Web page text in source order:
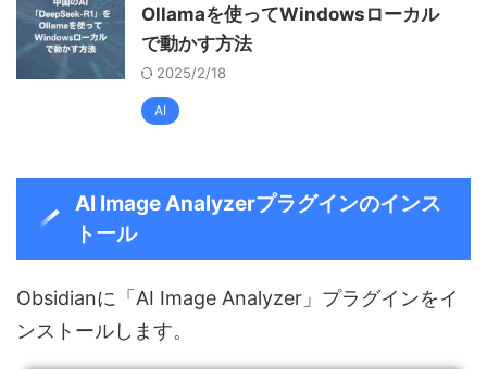
Ollamaを使ってWindowsローカル
で動かす方法
2025/2/18
AI
AI Image Analyzerプラグインのインス
トール
Obsidianに「AI Image Analyzer」プラグインをイ
ンストールします。